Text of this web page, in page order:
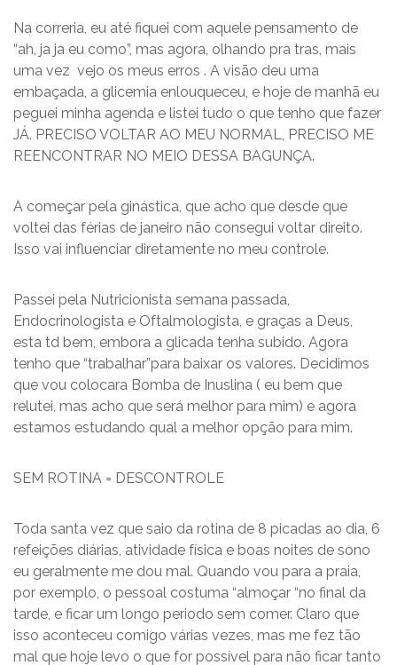
Na correria, eu até fiquei com aquele pensamento de
“ah, ja ja eu como”, mas agora, olhando pra tras, mais
uma vez vejo os meus erros . A visão deu uma
embaçada, a glicemia enlouqueceu, e hoje de manhã eu
peguei minha agenda e listei tudo o que tenho que fazer
JÁ. PRECISO VOLTAR AO MEU NORMAL, PRECISO ME
REENCONTRAR NO MEIO DESSA BAGUNÇA.
A começar pela ginástica, que acho que desde que
voltei das férias de janeiro não consegui voltar direito.
Isso vai influenciar diretamente no meu controle.
Passei pela Nutricionista semana passada,
Endocrinologista e Oftalmologista, e graças a Deus,
esta td bem, embora a glicada tenha subido. Agora
tenho que “trabalhar”para baixar os valores. Decidimos
que vou colocara Bomba de Inuslina ( eu bem que
relutei, mas acho que será melhor para mim) e agora
estamos estudando qual a melhor opção para mim.
SEM ROTINA = DESCONTROLE
Toda santa vez que saio da rotina de 8 picadas ao dia, 6
refeições diárias, atividade física e boas noites de sono
eu geralmente me dou mal. Quando vou para a praia,
por exemplo, o pessoal costuma “almoçar “no final da
tarde, e ficar um longo periodo sem comer. Claro que
isso aconteceu comigo várias vezes, mas me fez tão
mal que hoje levo o que for possível para não ficar tanto